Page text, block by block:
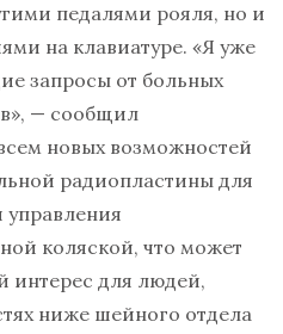
педалями рояля, но и
на клавиатуре. «Я уже
запросы от больных
— сообщил
новых возможностей
радиопластины для
управления
коляской, что может
интерес для людей,
ниже шейного отдела